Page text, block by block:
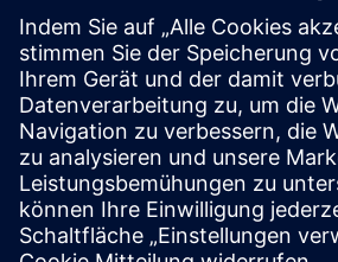
HighByte
• Implementiert das UNS als